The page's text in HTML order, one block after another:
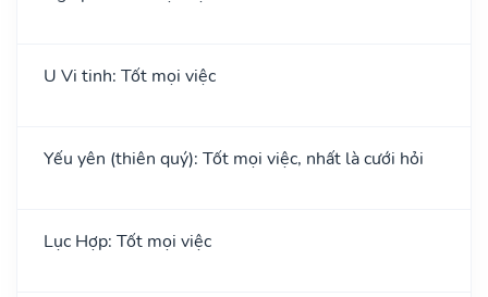
U Vi tinh: Tốt mọi việc
Yếu yên (thiên quý): Tốt mọi việc, nhất là cưới hỏi
Lục Hợp: Tốt mọi việc